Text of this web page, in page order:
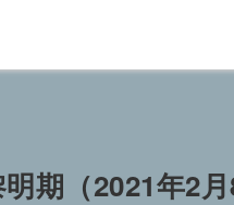
期（2021年2